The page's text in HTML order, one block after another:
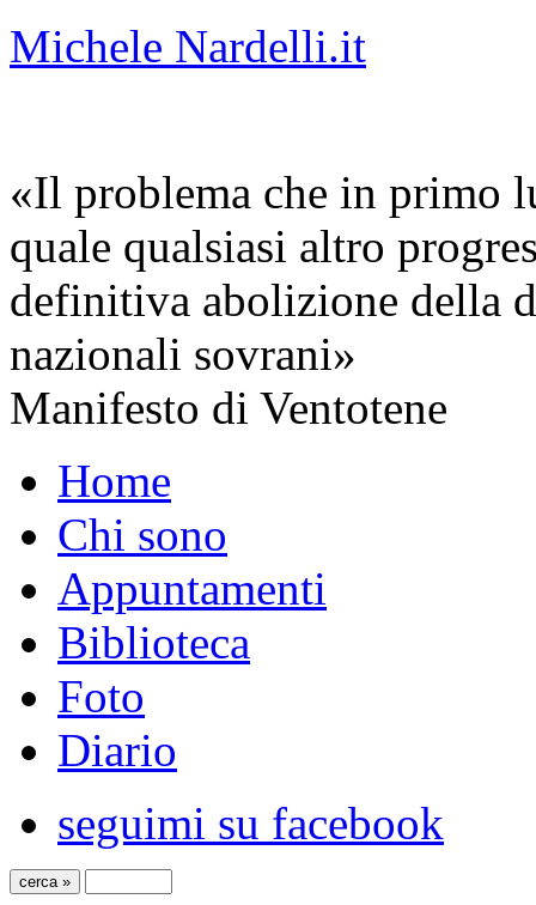
Michele Nardelli.it
«Il problema che in primo
quale qualsiasi altro
definitiva abolizione della
nazionali sovrani»
Manifesto di Ventotene
Home
Chi sono
Appuntamenti
Biblioteca
Foto
Diario
seguimi su facebook